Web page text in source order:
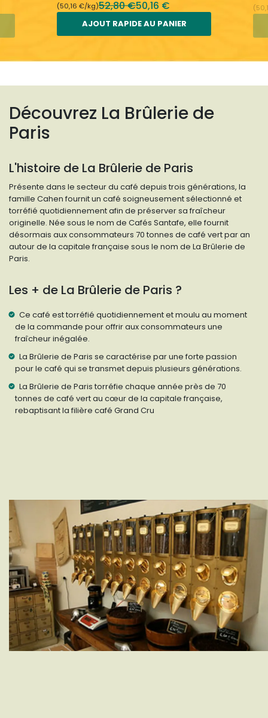
(50,16 €/kg)52,80 €50,16 €
AJOUT RAPIDE AU PANIER
Découvrez La Brûlerie de
Paris
L'histoire de La Brûlerie de Paris
Présente dans le secteur du café depuis trois générations, la
famille Cahen fournit un café soigneusement sélectionné et
torréfié quotidiennement afin de préserver sa fraîcheur
originelle. Née sous le nom de Cafés Santafe, elle fournit
désormais aux consommateurs 70 tonnes de café vert par an
autour de la capitale française sous le nom de La Brûlerie de
Paris.
Les + de La Brûlerie de Paris ?
Ce café est torréfié quotidiennement et moulu au moment
de la commande pour offrir aux consommateurs une
fraîcheur inégalée.
La Brûlerie de Paris se caractérise par une forte passion
pour le café qui se transmet depuis plusieurs générations.
La Brûlerie de Paris torréfie chaque année près de 70
tonnes de café vert au cœur de la capitale française,
rebaptisant la filière café Grand Cru